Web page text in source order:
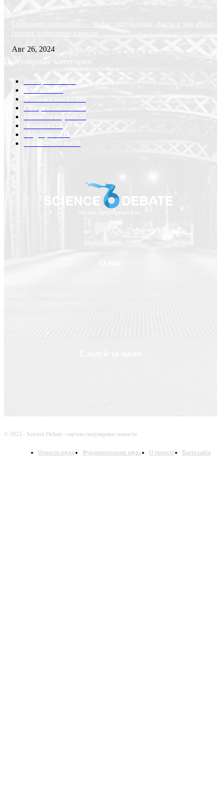
Глобальное потепление — мифы, заблуждения, факты и чем может
грозить потепление климата
Авг 26, 2024
Популярные категории
Интересно
Статьи
Фото космоса
1999
Галерея сайта 1068
Новости науки
Человек
Медицина
IT-технологии99
© 2023 - Science Debate - научно-популярные новости
Новости науки Фундаментальная наука О проекте Карта сайта